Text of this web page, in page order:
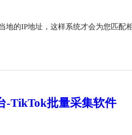
地的IP地址，这样系统才会为您匹配
-TikTok批量采集软件